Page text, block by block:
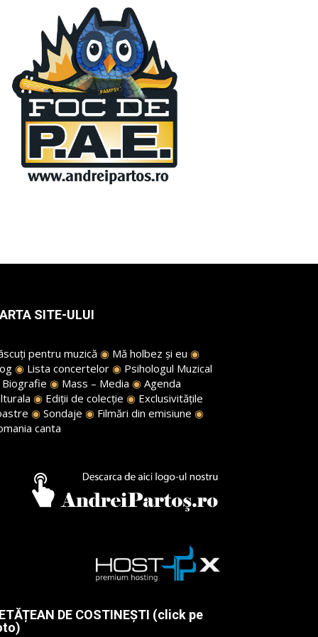
SITE-ULUI
pentru muzică ◉ Mă holbez și eu ◉
◉ Lista concertelor ◉ Psihologul Muzical
Biografie ◉ Mass – Media ◉ Agenda
◉ Ediții de colecție ◉ Exclusivitățile
◉ Sondaje ◉ Filmări din emisiune ◉
canta
DE COSTINEȘTI (click pe